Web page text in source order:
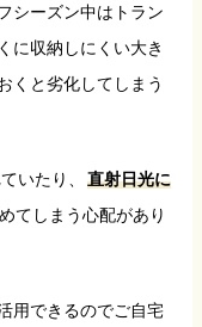
シーズン中はトラン
に収納しにくい大き
くと劣化してしまう
いたり、
直射日光に
てしまう心配があり
用できるのでご自宅